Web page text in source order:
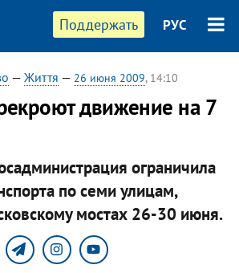
Поддержать РУС
— Життя — 26 июня 2009, 14:10
движение на 7
ограничила
по семи улицам,
мостах 26-30 июня.